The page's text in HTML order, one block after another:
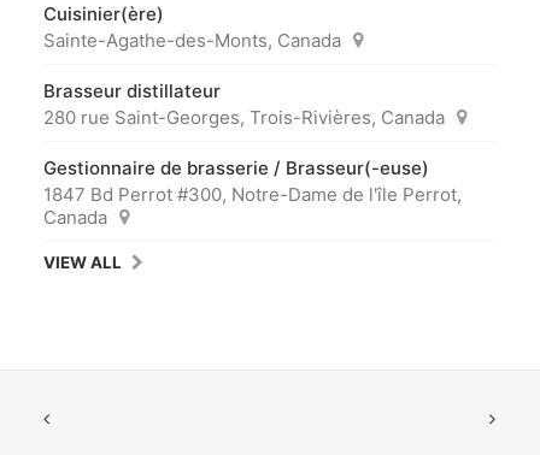
Cuisinier(ère)
Sainte-Agathe-des-Monts, Canada
Brasseur distillateur
280 rue Saint-Georges, Trois-Rivières, Canada
Gestionnaire de brasserie / Brasseur(-euse)
1847 Bd Perrot #300, Notre-Dame de l'île Perrot,
Canada
VIEW ALL